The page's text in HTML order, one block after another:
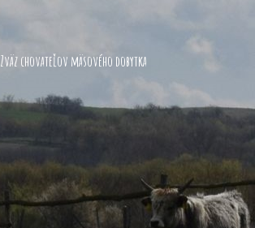
Zväz chovateľov mäsového dobytka